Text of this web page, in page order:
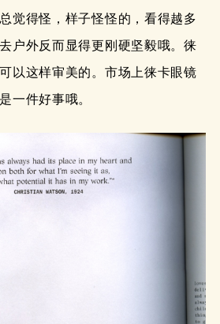
觉得怪，样子怪怪的，看得越多
户外反而显得更刚硬坚毅哦。徕
以这样审美的。市场上徕卡眼镜
一件好事哦。